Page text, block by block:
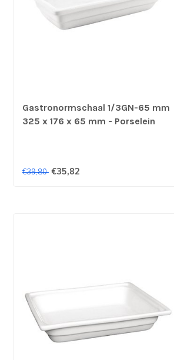
Gastronormschaal 1/3GN-65 mm
325 x 176 x 65 mm - Porselein
€39,80 €35,82